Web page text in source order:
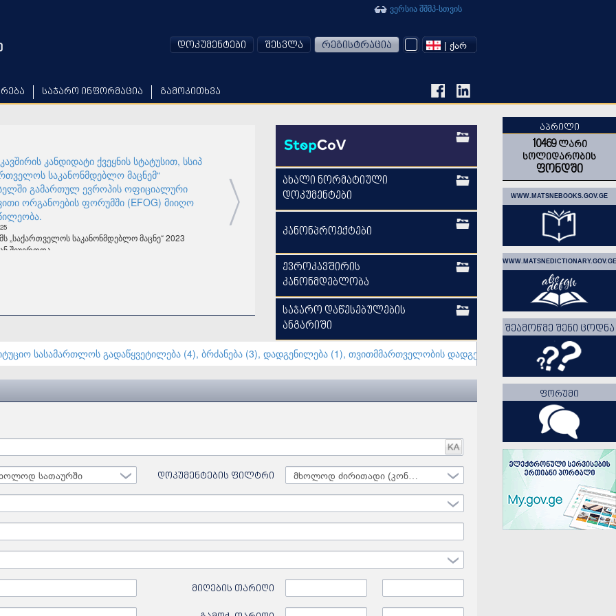
ᲐᲞᲠᲘᲚᲘ
10469ლარი
სოლიდარობის
ფონდში
WWW.MATSNEBOOKS.GOV.GE
WWW.MATSNEDICTIONARY.GOV.GE
ᲨᲔᲐᲛᲝᲬᲛᲔ ᲨᲔᲜᲘ ᲪᲝᲓᲜᲐ
ᲤᲝᲠᲣᲛᲘ
საჯარო ინფორმაცია გამოკითხვა
ვერსია შშმპ-სთვის
დოკუმენტები შესვლა რეგისტრაცია | ᲥᲐᲠ
კანდიდატი ქვეყნის სტატუსით, სსიპ
საკანონმდებლო მაცნემ“
გამართულ ევროპის ოფიციალური
ორგანოების ფორუმში (EFOG) მიიღო
„საქართველოს საკანონმდებლო მაცნე“ 2023
შეუერთდა.
ახალი ნორმატიული
დოკუმენტები
კანონპროექტები
ევროკავშირის
კანონმდებლობა
საჯარო დაწესებულების
ანგარიში
სასამართლოს გადაწყვეტილება (4) ბრძანება (3) დადგენილება (1) თვითმმართველობის დადგენილება (5) განცხადება (3)
სათაურში დოკუმენტების ფილტრი
მიღების თარიღი
Date